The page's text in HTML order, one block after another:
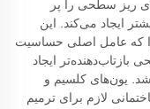
ریز سطحی را پر
ایجاد می‌کند. این
را که عامل اصلی حساسیت
ایجاد
یون‌های کلسیم و
لازم برای ترمیم